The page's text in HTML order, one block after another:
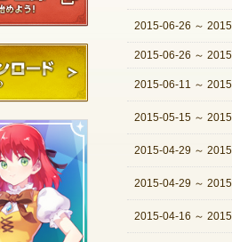
ゲームダウンロード
2015-06-26 ～
2015-06-26 ～
2015-06-11 ～
2015-05-15 ～
2015-04-29 ～
2015-04-29 ～
2015-04-16 ～